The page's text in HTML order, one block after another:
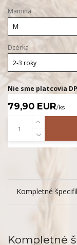
Mamina
Dcérka
Nie sme platcovia
79,90 EUR/ks
Kompletné
Kompletné